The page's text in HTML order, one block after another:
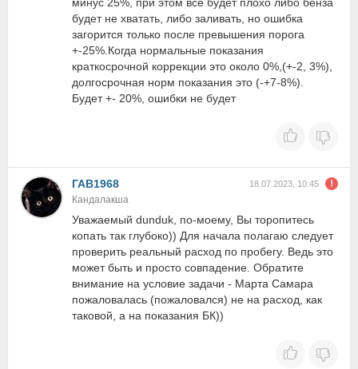
будет не хватать, либо заливать, но ошибка
загорится только после превышения порога
+-25%.Когда нормальные показания
краткосрочной коррекции это около 0%,(+-2, 3%),
долгосрочная норм показания это (-+7-8%).
Будет +- 20%, ошибки не будет
ГАВ1968 18.07.2023, 10:45
Кандалакша
Уважаемый dunduk, по-моему, Вы торопитесь
копать так глубоко)) Для начала полагаю следует
проверить реальный расход по пробегу. Ведь это
может быть и просто совпадение. Обратите
внимание на условие задачи - Марта Самара
пожаловалась (пожаловался) не на расход, как
таковой, а на показания БК))